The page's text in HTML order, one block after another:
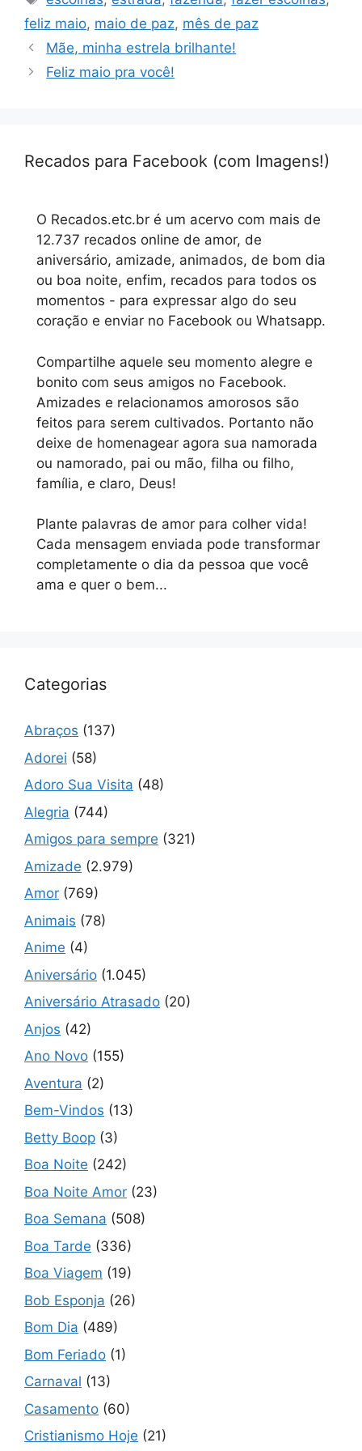
feliz maio, maio de paz, mês de paz
Mãe, minha estrela brilhante!
Feliz maio pra você!
Recados para Facebook (com Imagens!)
O Recados.etc.br é um acervo com mais de
12.737 recados online de amor, de
aniversário, amizade, animados, de bom dia
ou boa noite, enfim, recados para todos os
momentos - para expressar algo do seu
coração e enviar no Facebook ou Whatsapp.
Compartilhe aquele seu momento alegre e
bonito com seus amigos no Facebook.
Amizades e relacionamos amorosos são
feitos para serem cultivados. Portanto não
deixe de homenagear agora sua namorada
ou namorado, pai ou mão, filha ou filho,
família, e claro, Deus!
Plante palavras de amor para colher vida!
Cada mensagem enviada pode transformar
completamente o dia da pessoa que você
ama e quer o bem...
Categorias
Abraços (137)
Adorei (58)
Adoro Sua Visita (48)
Alegria (744)
Amigos para sempre (321)
Amizade (2.979)
Amor (769)
Animais (78)
Anime (4)
Aniversário (1.045)
Aniversário Atrasado (20)
Anjos (42)
Ano Novo (155)
Aventura (2)
Bem-Vindos (13)
Betty Boop (3)
Boa Noite (242)
Boa Noite Amor (23)
Boa Semana (508)
Boa Tarde (336)
Boa Viagem (19)
Bob Esponja (26)
Bom Dia (489)
Bom Feriado (1)
Carnaval (13)
Casamento (60)
Cristianismo Hoje (21)